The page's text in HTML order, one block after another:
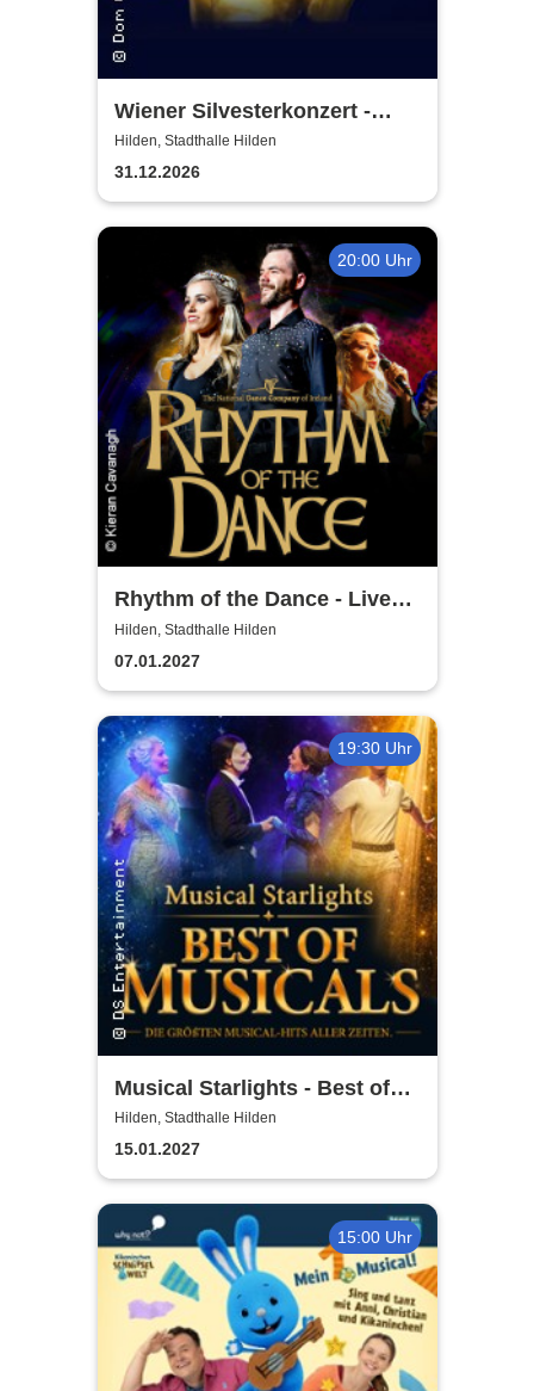
Wiener Silvesterkonzert -
Wiener Neujahrskonzert
Hilden, Stadthalle Hilden
31.12.2026
20:00 Uhr
Rhythm of the Dance - Live
2027
Hilden, Stadthalle Hilden
07.01.2027
19:30 Uhr
Musical Starlights - Best of
Musicals
Hilden, Stadthalle Hilden
15.01.2027
15:00 Uhr